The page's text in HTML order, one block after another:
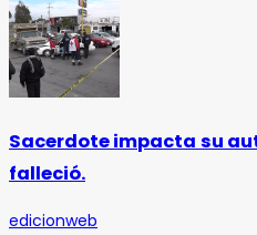
Sacerdote impacta su
falleció.
edicionweb